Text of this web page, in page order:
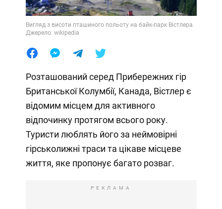
Вигляд з висоти пташиного польоту на байк-парк Вістлера.
Джерело: wikipedia
Розташований серед Прибережних гір
Британської Колумбії, Канада, Вістлер є
відомим місцем для активного
відпочинку протягом всього року.
Туристи люблять його за неймовірні
гірськолижні траси та цікаве місцеве
життя, яке пропонує багато розваг.
РЕКЛАМА